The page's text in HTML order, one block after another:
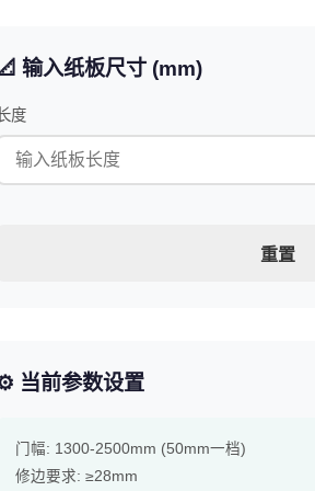
输入纸板尺寸 (mm)
度
重置
当前参数设置
门幅: 1300-2500mm (50mm一档)
修边要求: ≥28mm